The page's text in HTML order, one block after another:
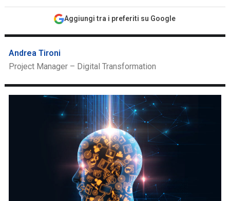
Aggiungi tra i preferiti su Google
Andrea Tironi
Project Manager – Digital Transformation